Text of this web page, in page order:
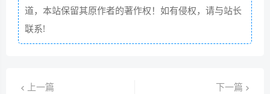
道，本站保留其原作者的著作权！如有侵权，请与站长
联系!
上一篇
下一篇